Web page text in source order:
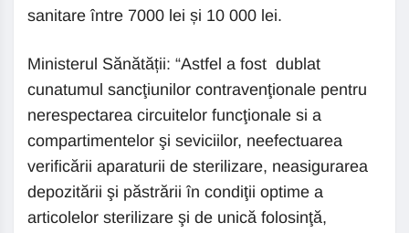
sanitare între 7000 lei și 10 000 lei.
Ministerul Sănătății: “Astfel a fost dublat
cunatumul sancţiunilor contravenţionale pentru
nerespectarea circuitelor funcţionale si a
compartimentelor şi seviciilor, neefectuarea
verificării aparaturii de sterilizare, neasigurarea
depozitării şi păstrării în condiţii optime a
articolelor sterilizare şi de unică folosinţă,